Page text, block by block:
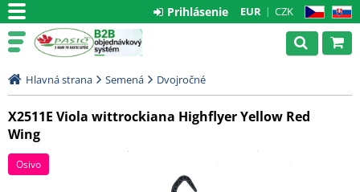
CZ SK
EUR CZK
Prihlásenie
Hlavná strana Semená Dvojročné
X2511E Viola wittrockiana Highflyer Yellow Red
Wing
Osivo